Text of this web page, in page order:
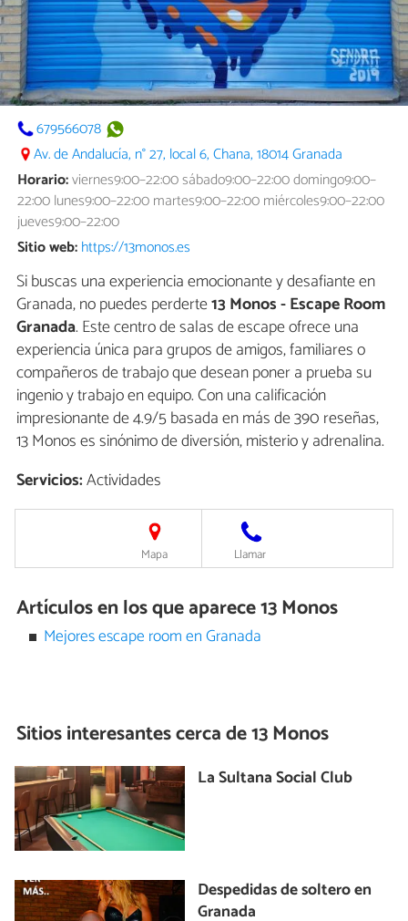
679566078
Av. de Andalucía, n° 27, local 6, Chana, 18014 Granada
Horario:viernes9:00–22:00 sábado9:00–22:00 domingo9:00–
22:00 lunes9:00–22:00 martes9:00–22:00 miércoles9:00–22:00
jueves9:00–22:00
Sitio web:https://13monos.es
Si buscas una experiencia emocionante y desafiante en
Granada, no puedes perderte13 Monos - Escape Room
Granada. Este centro de salas de escape ofrece una
experiencia única para grupos de amigos, familiares o
compañeros de trabajo que desean poner a prueba su
ingenio y trabajo en equipo. Con una calificación
impresionante de 4.9/5 basada en más de 390 reseñas,
13 Monos es sinónimo de diversión, misterio y adrenalina.
Servicios:Actividades
Mapa Llamar
Artículos en los que aparece 13 Monos
Mejores escape room en Granada
Sitios interesantes cerca de13 Monos
La Sultana Social Club
Despedidas de soltero en
Granada